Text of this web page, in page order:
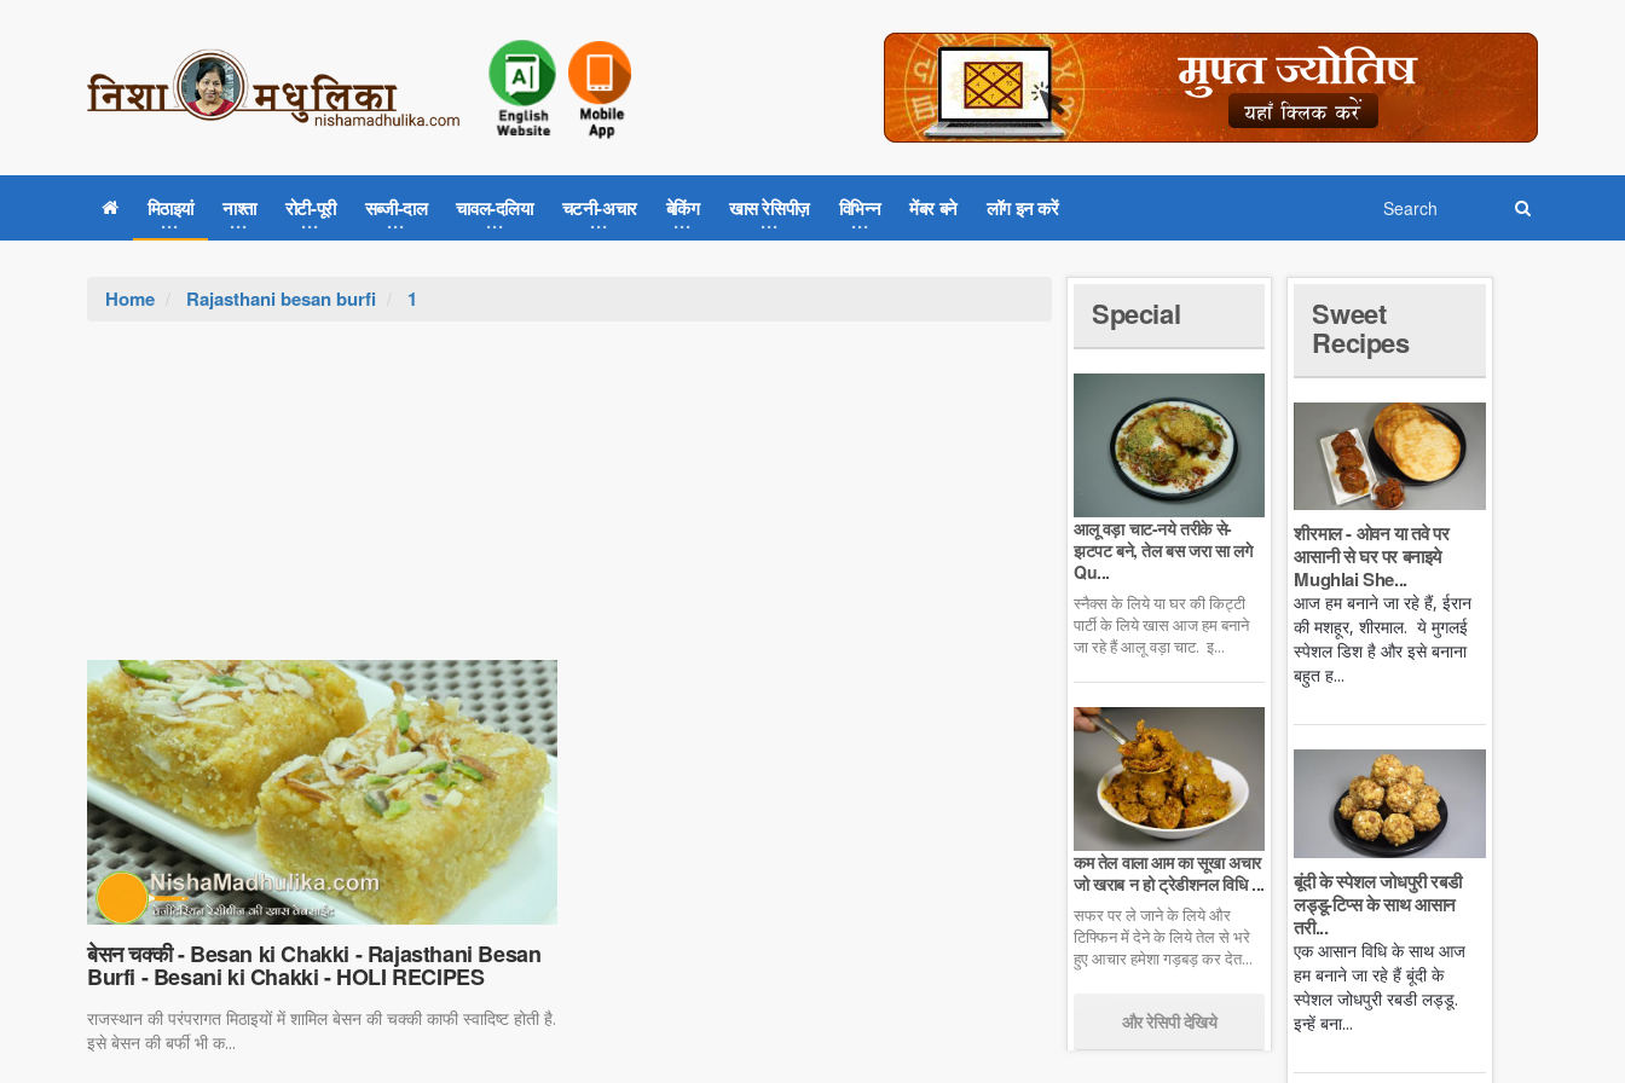
मिठाइयां नाश्ता रोटी-पूरी सब्जी-दाल चावल-दलिया चटनी-अचार बेकिंग खास रेसिपीज़ विभिन्न मेंबर बने लॉग इन करें
Home Rajasthani besan burfi 1
बेसन चक्की - Besan ki Chakki - Rajasthani Besan
Burfi - Besani ki Chakki - HOLI RECIPES
राजस्थान की परंपरागत मिठाइयों में शामिल बेसन की चक्की काफी स्वादिष्ट होती है.
इसे बेसन की बर्फी भी क...
Special
आलू वड़ा चाट-नये तरीके से-
झटपट बने, तेल बस जरा सा लगे
Qu...
स्नैक्स के लिये या घर की किट्टी
पार्टी के लिये खास आज हम बनाने
जा रहे हैं आलू वड़ा चाट. इ...
कम तेल वाला आम का सूखा अचार
जो खराब न हो ट्रेडीशनल विधि ...
सफर पर ले जाने के लिये और
टिफ्फिन में देने के लिये तेल से भरे
हुए आचार हमेशा गड़बड़ कर देत...
और रेसिपी देखिये
Sweet
Recipes
शीरमाल - ओवन या तवे पर
आसानी से घर पर बनाइये
Mughlai She...
आज हम बनाने जा रहे हैं, ईरान
की मशहूर, शीरमाल. ये मुगलई
स्पेशल डिश है और इसे बनाना
बहुत ह...
बूंदी के स्पेशल जोधपुरी रबडी
लड्डू-टिप्स के साथ आसान
तरी...
एक आसान विधि के साथ आज
हम बनाने जा रहे हैं बूंदी के
स्पेशल जोधपुरी रबडी लड्डू.
इन्हें बना...